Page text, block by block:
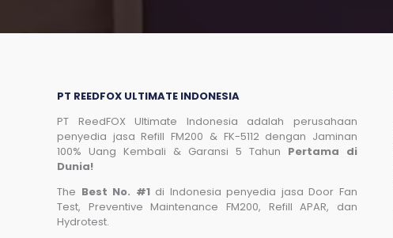
PT REEDFOX ULTIMATE INDONESIA
PT ReedFOX Ultimate Indonesia adalah perusahaan
penyedia jasa Refill FM200 & FK-5112 dengan Jaminan
100% Uang Kembali & Garansi 5 Tahun Pertama di
Dunia!
The Best No. #1di Indonesia penyedia jasa Door Fan
Test, Preventive Maintenance FM200, Refill APAR, dan
Hydrotest.